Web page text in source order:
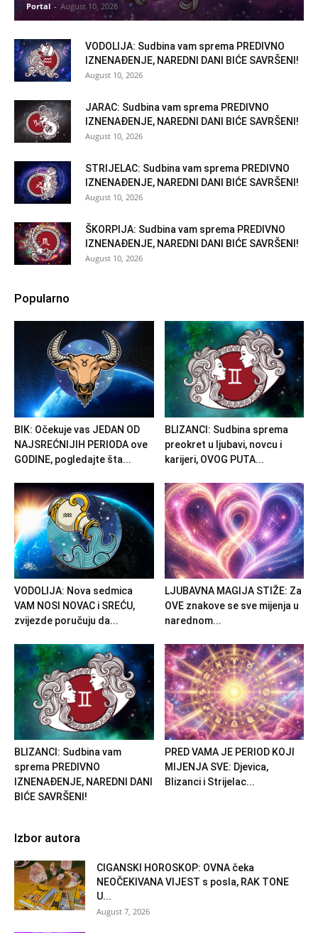
Portal - August 10, 2026
VODOLIJA: Sudbina vam sprema PREDIVNO
IZNENAĐENJE, NAREDNI DANI BIĆE SAVRŠENI!
August 10, 2026
JARAC: Sudbina vam sprema PREDIVNO
IZNENAĐENJE, NAREDNI DANI BIĆE SAVRŠENI!
August 10, 2026
STRIJELAC: Sudbina vam sprema PREDIVNO
IZNENAĐENJE, NAREDNI DANI BIĆE SAVRŠENI!
August 10, 2026
ŠKORPIJA: Sudbina vam sprema PREDIVNO
IZNENAĐENJE, NAREDNI DANI BIĆE SAVRŠENI!
August 10, 2026
Popularno
BIK: Očekuje vas JEDAN OD
NAJSREĆNIJIH PERIODA ove
GODINE, pogledajte šta...
BLIZANCI: Sudbina sprema
preokret u ljubavi, novcu i
karijeri, OVOG PUTA...
VODOLIJA: Nova sedmica
VAM NOSI NOVAC i SREĆU,
zvijezde poručuju da...
LJUBAVNA MAGIJA STIŽE: Za
OVE znakove se sve mijenja u
narednom...
BLIZANCI: Sudbina vam
sprema PREDIVNO
IZNENAĐENJE, NAREDNI DANI
BIĆE SAVRŠENI!
PRED VAMA JE PERIOD KOJI
MIJENJA SVE: Djevica,
Blizanci i Strijelac...
Izbor autora
CIGANSKI HOROSKOP: OVNA čeka
NEOČEKIVANA VIJEST s posla, RAK TONE
U...
August 7, 2026